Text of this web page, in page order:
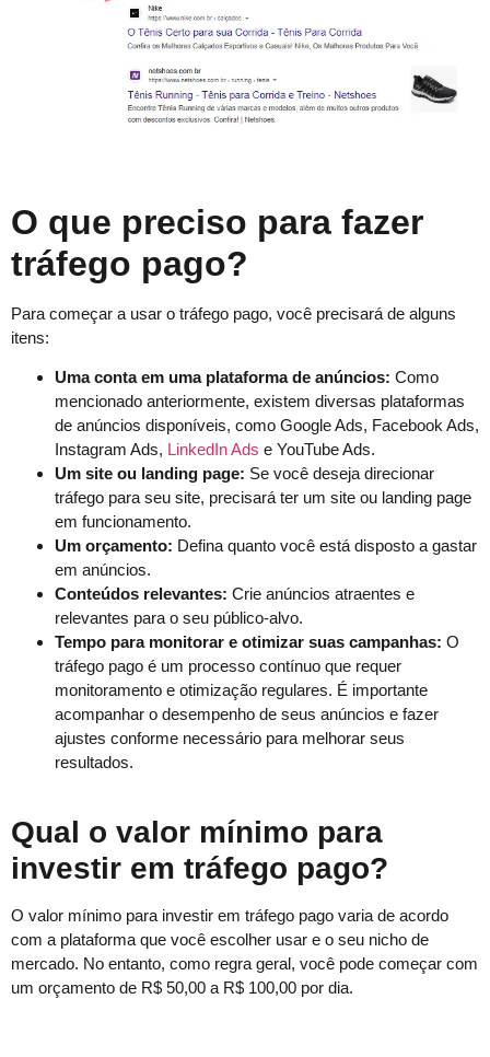
O que preciso para fazer
tráfego pago?
Para começar a usar o tráfego pago, você precisará de alguns
itens:
Uma conta em uma plataforma de anúncios: Como
mencionado anteriormente, existem diversas plataformas
de anúncios disponíveis, como Google Ads, Facebook Ads,
Instagram Ads, LinkedIn Ads e YouTube Ads.
Um site ou landing page: Se você deseja direcionar
tráfego para seu site, precisará ter um site ou landing page
em funcionamento.
Um orçamento: Defina quanto você está disposto a gastar
em anúncios.
Conteúdos relevantes: Crie anúncios atraentes e
relevantes para o seu público-alvo.
Tempo para monitorar e otimizar suas campanhas: O
tráfego pago é um processo contínuo que requer
monitoramento e otimização regulares. É importante
acompanhar o desempenho de seus anúncios e fazer
ajustes conforme necessário para melhorar seus
resultados.
Qual o valor mínimo para
investir em tráfego pago?
O valor mínimo para investir em tráfego pago varia de acordo
com a plataforma que você escolher usar e o seu nicho de
mercado. No entanto, como regra geral, você pode começar com
um orçamento de R$ 50,00 a R$ 100,00 por dia.